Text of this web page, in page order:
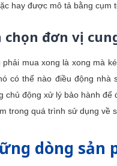
hay được mô tả bằng cụm
chọn đơn vị
phải mua xong là xong mà
có thể nào điều động nhà
chủ động xử lý bảo hành để
trong quá trình sử dụng về
dòng sản